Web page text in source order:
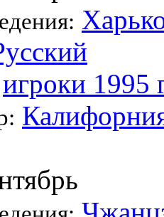
игроки 1995